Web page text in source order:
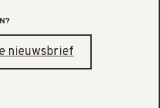
nieuwsbrief